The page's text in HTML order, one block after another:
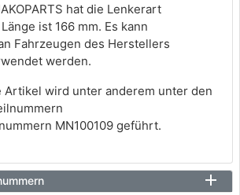
hat die Lenkerart
ist 166 mm. Es kann
Fahrzeugen des Herstellers
werden.
Artikel wird unter anderem unter den
MN100109 geführt.